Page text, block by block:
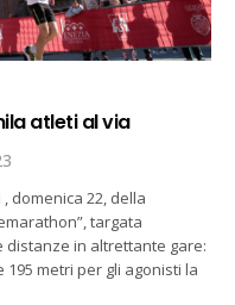
atleti al via
domenica 22, della
targata
distanze in altrettante gare:
metri per gli agonisti la